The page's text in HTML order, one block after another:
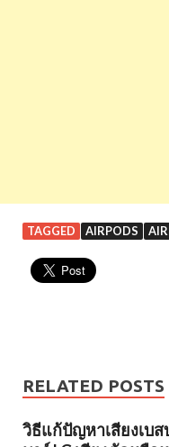
TAGGED AIRPODS
RELATED POSTS
วิธีแก้ปัญหาเสียงเบ